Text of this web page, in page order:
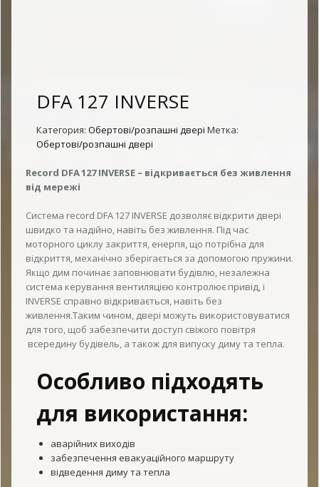
DFA 127 INVERSE
Категория: Обертові/розпашні двері Метка:
Обертові/розпашні двері
Record DFA 127 INVERSE – відкривається без живлення
від мережі
Система record DFA 127 INVERSE дозволяє відкрити двері
швидко та надійно, навіть без живлення. Під час
моторного циклу закриття, енергія, що потрібна для
відкриття, механічно зберігається за допомогою пружини.
Якщо дим починає заповнювати будівлю, незалежна
система керування вентиляцією контролює привід, і
INVERSE справно відкривається, навіть без
живлення.Таким чином, двері можуть використовуватися
для того, щоб забезпечити доступ свіжого повітря
всередину будівель, а також для випуску диму та тепла.
Особливо підходять
для використання:
аварійних виходів
забезпечення евакуаційного маршруту
відведення диму та тепла